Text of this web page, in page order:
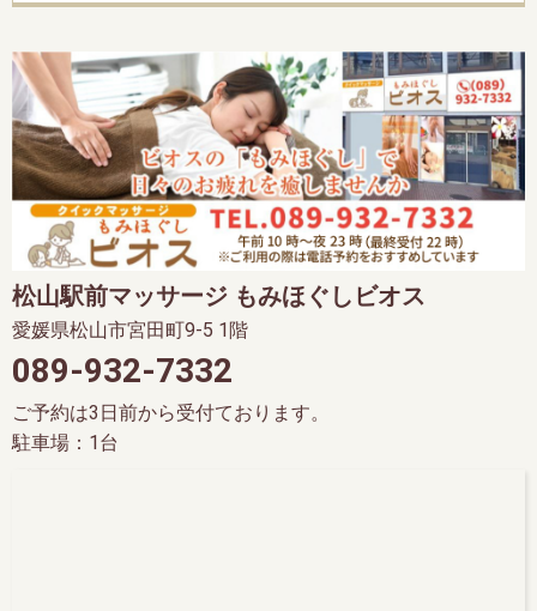
松山駅前マッサージ もみほぐしビオス
愛媛県松山市宮田町9-5 1階
089-932-7332
ご予約は3日前から受付ております。
駐車場：1台